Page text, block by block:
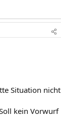
Situation nicht
kein Vorwurf